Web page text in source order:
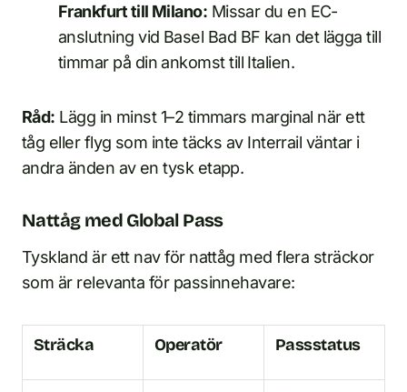
Frankfurt till Milano: Missar du en EC-
anslutning vid Basel Bad BF kan det lägga till
timmar på din ankomst till Italien.
Råd: Lägg in minst 1–2 timmars marginal när ett
tåg eller flyg som inte täcks av Interrail väntar i
andra änden av en tysk etapp.
Nattåg med Global Pass
Tyskland är ett nav för nattåg med flera sträckor
som är relevanta för passinnehavare:
Sträcka Operatör Passstatus